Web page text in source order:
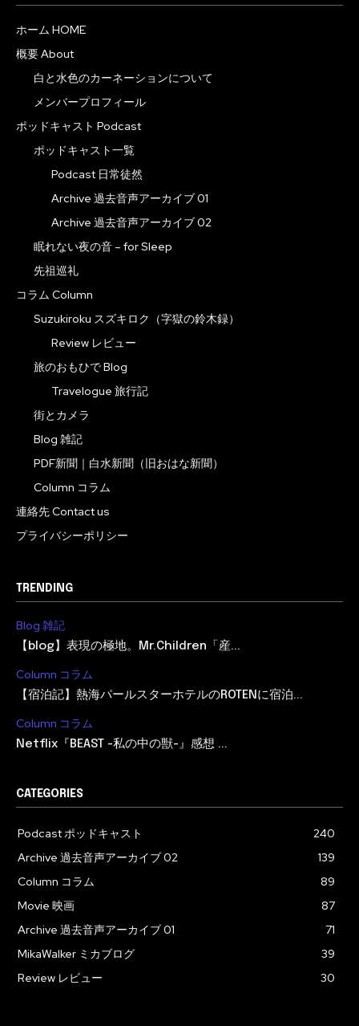
ホーム HOME
概要 About
白と水色のカーネーションについて
メンバープロフィール
ポッドキャスト Podcast
ポッドキャスト一覧
Podcast 日常徒然
Archive 過去音声アーカイブ 01
Archive 過去音声アーカイブ 02
眠れない夜の音 – for Sleep
先祖巡礼
コラム Column
Suzukiroku スズキロク（字獄の鈴木録）
Review レビュー
旅のおもひで Blog
Travelogue 旅行記
街とカメラ
Blog 雑記
PDF新聞｜白水新聞（旧おはな新聞）
Column コラム
連絡先 Contact us
プライバシーポリシー
TRENDING
Blog 雑記
【blog】表現の極地。Mr.Children「産...
Column コラム
【宿泊記】熱海パールスターホテルのROTENに宿泊...
Column コラム
Netflix『BEAST -私の中の獣-』感想 ...
CATEGORIES
Podcast ポッドキャスト
240
Archive 過去音声アーカイブ 02
139
Column コラム
89
Movie 映画
87
Archive 過去音声アーカイブ 01
71
MikaWalker ミカブログ
39
Review レビュー
30